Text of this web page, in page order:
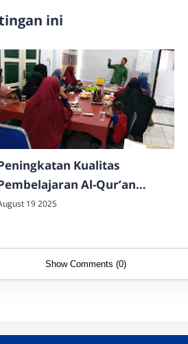
ini
Kualitas
Al-Qur’an
Metode Tilawati
19 2025
Show Comments (0)